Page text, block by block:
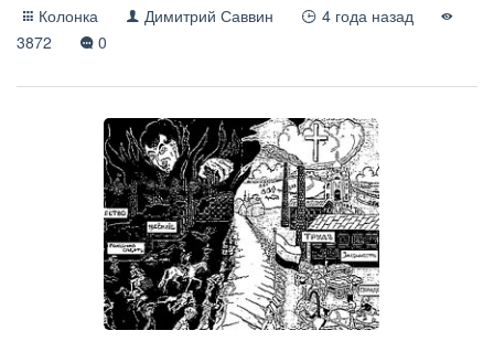
Колонка Димитрий Саввин
4 года назад
3872
0